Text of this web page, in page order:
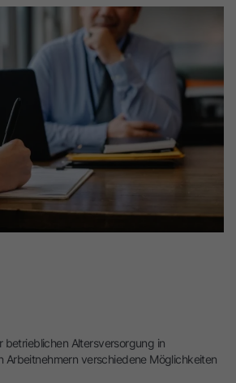
betrieblichen Altersversorgung in
Arbeitnehmern verschiedene Möglichkeiten